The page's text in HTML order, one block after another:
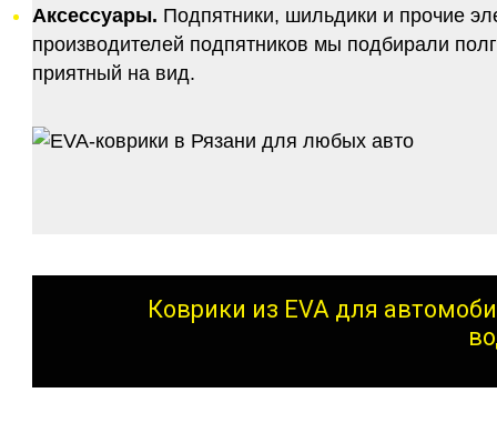
Аксессуары. Подпятники, шильдики и прочие
производителей подпятников мы подбирали
приятный на вид.
Коврики из EVA для